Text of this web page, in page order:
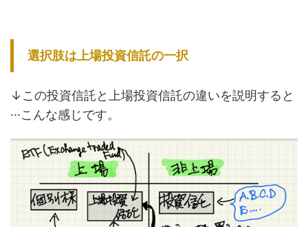
選択肢は上場投資信託の一択
↓この投資信託と上場投資信託の違いを説明すると
···こんな感じです。